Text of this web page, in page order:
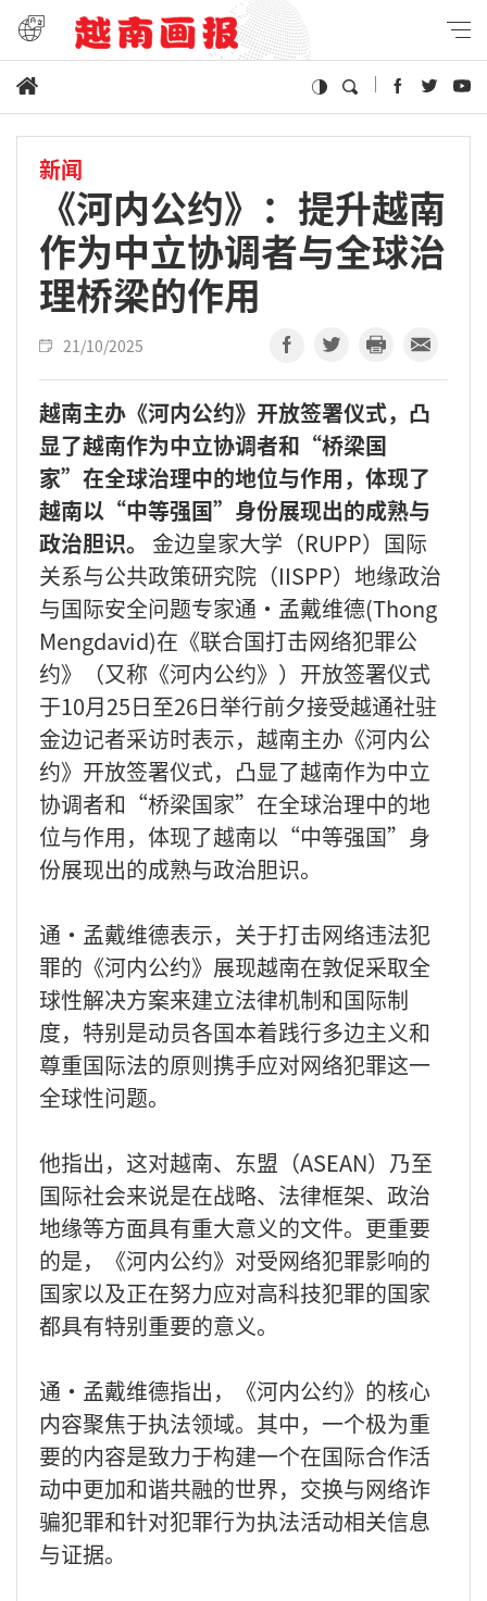
新闻
《河内公约》：提升越南
作为中立协调者与全球治
理桥梁的作用
21/10/2025
越南主办《河内公约》开放签署仪式，凸
显了越南作为中立协调者和“桥梁国
家”在全球治理中的地位与作用，体现了
越南以“中等强国”身份展现出的成熟与
政治胆识。
金边皇家大学（RUPP）国际
关系与公共政策研究院（IISPP）地缘政治
与国际安全问题专家通·孟戴维德(Thong
Mengdavid)在《联合国打击网络犯罪公
约》（又称《河内公约》）开放签署仪式
于10月25日至26日举行前夕接受越通社驻
金边记者采访时表示，越南主办《河内公
约》开放签署仪式，凸显了越南作为中立
协调者和“桥梁国家”在全球治理中的地
位与作用，体现了越南以“中等强国”身
份展现出的成熟与政治胆识。
通·孟戴维德表示，关于打击网络违法犯
罪的《河内公约》展现越南在敦促采取全
球性解决方案来建立法律机制和国际制
度，特别是动员各国本着践行多边主义和
尊重国际法的原则携手应对网络犯罪这一
全球性问题。
他指出，这对越南、东盟（ASEAN）乃至
国际社会来说是在战略、法律框架、政治
地缘等方面具有重大意义的文件。更重要
的是，《河内公约》对受网络犯罪影响的
国家以及正在努力应对高科技犯罪的国家
都具有特别重要的意义。
通·孟戴维德指出，《河内公约》的核心
内容聚焦于执法领域。其中，一个极为重
要的内容是致力于构建一个在国际合作活
动中更加和谐共融的世界，交换与网络诈
骗犯罪和针对犯罪行为执法活动相关信息
与证据。